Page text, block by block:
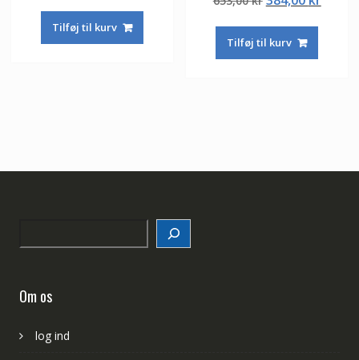
pris
var:
Tilføj til kurv
ud af 5
pris
var:
Tilføj til kurv
Om os
log ind